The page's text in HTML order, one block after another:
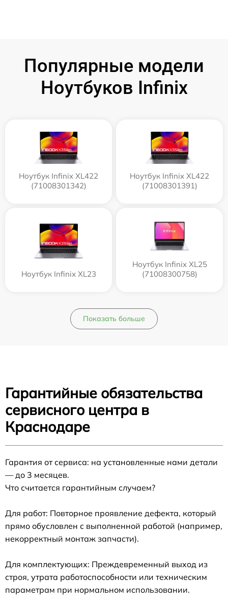
Популярные модели
Ноутбуков Infinix
Ноутбук Infinix XL422
(71008301342)
Ноутбук Infinix XL422
(71008301391)
Ноутбук Infinix XL23
Ноутбук Infinix XL25
(71008300758)
Показать больше
Гарантийные обязательства
сервисного центра в
Краснодаре
Гарантия от сервиса: на установленные нами детали
— до 3 месяцев.
Что считается гарантийным случаем?
Для работ: Повторное проявление дефекта, который
прямо обусловлен с выполненной работой (например,
некорректный монтаж запчасти).
Для комплектующих: Преждевременный выход из
строя, утрата работоспособности или техническим
параметрам при нормальном использовании.